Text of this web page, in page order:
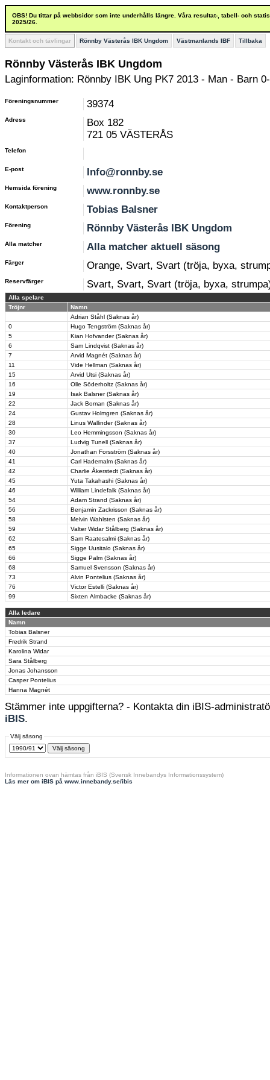
OBS! Du tittar på webbsidor som inte underhålls längre. Våra resultat-, tabell- och
2025/26.
Kontakt och tävlingar Rönnby Västerås IBK Ungdom Västmanlands IBF Tillbaka
Rönnby Västerås IBK Ungdom
Laginformation: Rönnby IBK Ung PK7 2013 - Man - Barn
Föreningsnummer 39374
Adress
Box 182
721 05 VÄSTERÅS
Telefon
E-post Info@ronnby.se
Hemsida förening www.ronnby.se
Kontaktperson Tobias Balsner
Förening Rönnby Västerås IBK Ungdom
Alla matcher Alla matcher aktuell säsong
Färger Orange, Svart, Svart (tröja, byxa,
Reservfärger Svart, Svart, Svart (tröja, byxa,
Alla spelare
Tröjnr
Namn
Adrian Ståhl (Saknas år)
0
Hugo Tengström (Saknas år)
5
Kian Hofvander (Saknas år)
6
Sam Lindqvist (Saknas år)
7
Arvid Magnét (Saknas år)
11
Vide Hellman (Saknas år)
15
Arvid Utsi (Saknas år)
16
Olle Söderholtz (Saknas år)
19
Isak Balsner (Saknas år)
22
Jack Boman (Saknas år)
24
Gustav Holmgren (Saknas år)
28
Linus Wallinder (Saknas år)
30
Leo Hemmingsson (Saknas år)
37
Ludvig Tunell (Saknas år)
40
Jonathan Forsström (Saknas år)
41
Carl Hademalm (Saknas år)
42
Charlie Åkerstedt (Saknas år)
45
Yuta Takahashi (Saknas år)
46
William Lindefalk (Saknas år)
54
Adam Strand (Saknas år)
56
Benjamin Zackrisson (Saknas år)
58
Melvin Wahlsten (Saknas år)
59
Valter Widar Stålberg (Saknas år)
62
Sam Raatesalmi (Saknas år)
65
Sigge Uusitalo (Saknas år)
66
Sigge Palm (Saknas år)
68
Samuel Svensson (Saknas år)
73
Alvin Pontelius (Saknas år)
76
Victor Estelli (Saknas år)
99
Sixten Almbacke (Saknas år)
Alla ledare
Namn
Tobias Balsner
Fredrik Strand
Karolina Widar
Sara Stålberg
Jonas Johansson
Casper Pontelius
Hanna Magnét
Stämmer inte uppgifterna? - Kontakta din iBIS-
iBIS.
Välj säsong
Informationen ovan hämtas från iBIS (Svensk Innebandys Informationssystem)
Läs mer om iBIS på www.innebandy.se/ibis